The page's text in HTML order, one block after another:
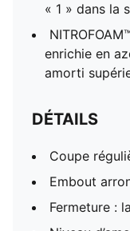
« 1 » dans la
enrichie en
amorti
DÉTAILS
Coupe
Embout
Fermeture :